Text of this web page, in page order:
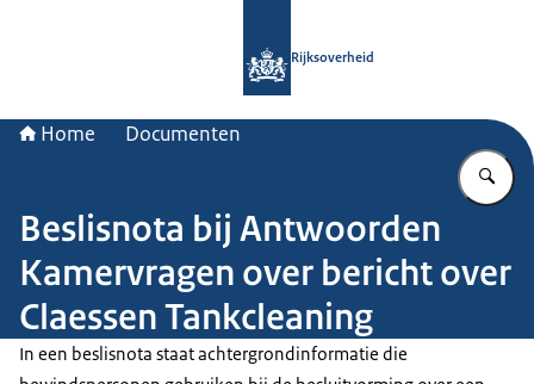
Rijksoverheid
Home Documenten
Beslisnota bij Antwoorden
Kamervragen over bericht over
Claessen Tankcleaning
In een beslisnota staat achtergrondinformatie die